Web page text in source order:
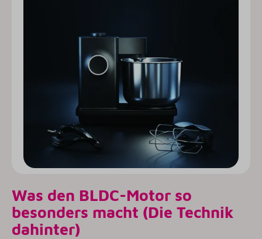
Was den BLDC-Motor so
besonders macht (Die Technik
dahinter)